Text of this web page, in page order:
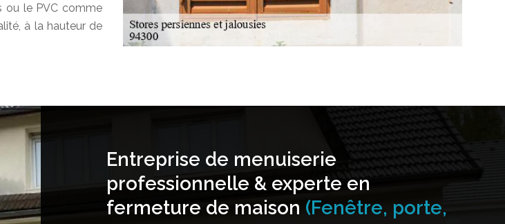
ou le PVC comme
à la hauteur de
Entreprise de menuiserie
professionnelle & experte en
fermeture de maison (Fenêtre, porte,